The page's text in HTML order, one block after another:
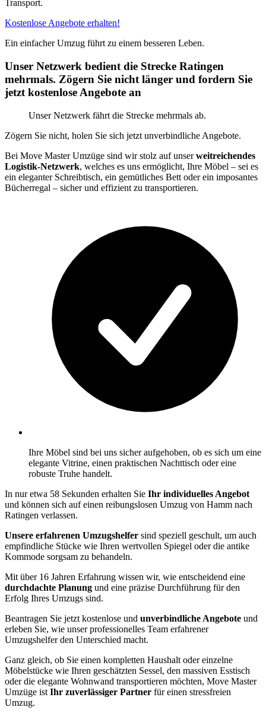
Transport.
Kostenlose Angebote erhalten!
Ein einfacher Umzug führt zu einem besseren Leben.
Unser Netzwerk bedient die Strecke Ratingen
mehrmals. Zögern Sie nicht länger und fordern Sie
jetzt kostenlose Angebote an
Unser Netzwerk fährt die Strecke mehrmals ab.
Zögern Sie nicht, holen Sie sich jetzt unverbindliche Angebote.
Bei Move Master Umzüge sind wir stolz auf unserweitreichendes
Logistik-Netzwerk, welches es uns ermöglicht, Ihre Möbel – sei es
ein eleganter Schreibtisch, ein gemütliches Bett oder ein imposantes
Bücherregal – sicher und effizient zu transportieren.
Ihre Möbel sind bei uns sicher aufgehoben, ob es sich um eine
elegante Vitrine, einen praktischen Nachttisch oder eine
robuste Truhe handelt.
In nur etwa 58 Sekunden erhalten Sie Ihr individuelles Angebot
und können sich auf einen reibungslosen Umzug von Hamm nach
Ratingen verlassen.
Unsere erfahrenen Umzugshelfer sind speziell geschult, um auch
empfindliche Stücke wie Ihren wertvollen Spiegel oder die antike
Kommode sorgsam zu behandeln.
Mit über 16 Jahren Erfahrung wissen wir, wie entscheidend eine
durchdachte Planung und eine präzise Durchführung für den
Erfolg Ihres Umzugs sind.
Beantragen Sie jetzt kostenlose und unverbindliche Angebote und
erleben Sie, wie unser professionelles Team erfahrener
Umzugshelfer den Unterschied macht.
Ganz gleich, ob Sie einen kompletten Haushalt oder einzelne
Möbelstücke wie Ihren geschätzten Sessel, den massiven Esstisch
oder die elegante Wohnwand transportieren möchten, Move Master
Umzüge ist Ihr zuverlässiger Partner für einen stressfreien
Umzug.